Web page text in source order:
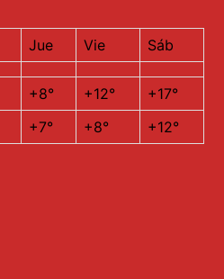
Jue Vie Sáb
+8° +12° +17°
+7° +8° +12°